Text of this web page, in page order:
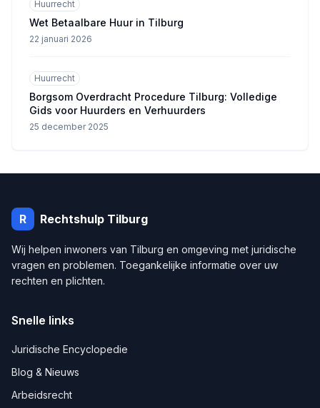
Huurrecht
Wet Betaalbare Huur in Tilburg
22 januari 2026
Huurrecht
Borgsom Overdracht Procedure Tilburg: Volledige
Gids voor Huurders en Verhuurders
25 december 2025
R Rechtshulp Tilburg
Wij helpen inwoners van Tilburg en omgeving met juridische
vragen en problemen. Toegankelijke informatie over uw
rechten en plichten.
Snelle links
Juridische Encyclopedie
Blog & Nieuws
Arbeidsrecht